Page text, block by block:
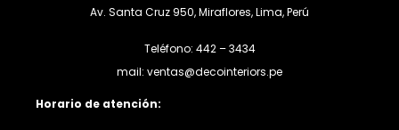
Av. Santa Cruz 950, Miraflores, Lima, Perú
Teléfono: 442 – 3434
mail: ventas@decointeriors.pe
Horario de atención: